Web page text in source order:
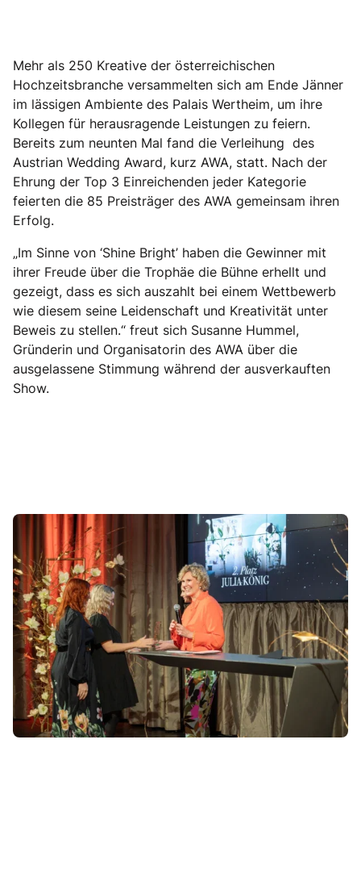
Mehr als 250 Kreative der österreichischen
Hochzeitsbranche versammelten sich am Ende Jänner
im lässigen Ambiente des Palais Wertheim, um ihre
Kollegen für herausragende Leistungen zu feiern.
Bereits zum neunten Mal fand die Verleihung des
Austrian Wedding Award, kurz AWA, statt. Nach der
Ehrung der Top 3 Einreichenden jeder Kategorie
feierten die 85 Preisträger des AWA gemeinsam ihren
Erfolg.
„Im Sinne von ‘Shine Bright’ haben die Gewinner mit
ihrer Freude über die Trophäe die Bühne erhellt und
gezeigt, dass es sich auszahlt bei einem Wettbewerb
wie diesem seine Leidenschaft und Kreativität unter
Beweis zu stellen.“ freut sich Susanne Hummel,
Gründerin und Organisatorin des AWA über die
ausgelassene Stimmung während der ausverkauften
Show.